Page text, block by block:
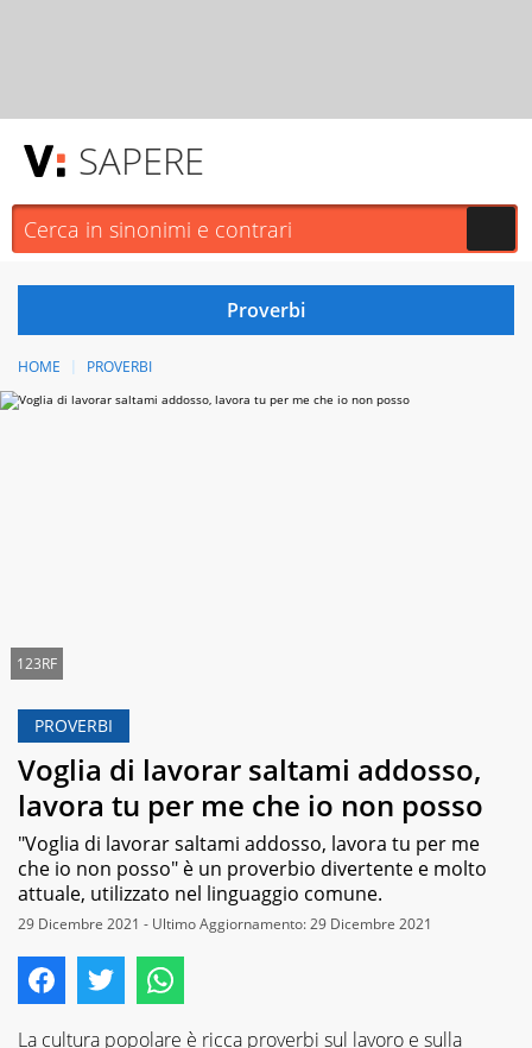
SAPERE
HOME PROVERBI
123RF
PROVERBI
Voglia di lavorar saltami addosso,
lavora tu per me che io non posso
"Voglia di lavorar saltami addosso, lavora tu per me
che io non posso" è un proverbio divertente e molto
attuale, utilizzato nel linguaggio comune.
29 Dicembre 2021 - Ultimo Aggiornamento: 29 Dicembre 2021
La cultura popolare è ricca proverbi sul lavoro e sulla